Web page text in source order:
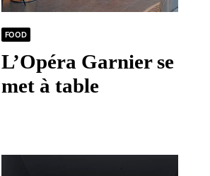
FOOD
L’Opéra Garnier se
met à table